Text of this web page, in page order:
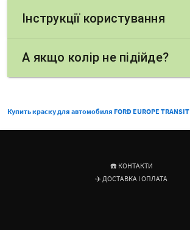
Інструкції користування
А якщо колір не підійде?
Купить краску для автомобиля FORD EUROPE TRANSIT
☎️ КОНТАКТИ
✈️ ДОСТАВКА І ОПЛАТА